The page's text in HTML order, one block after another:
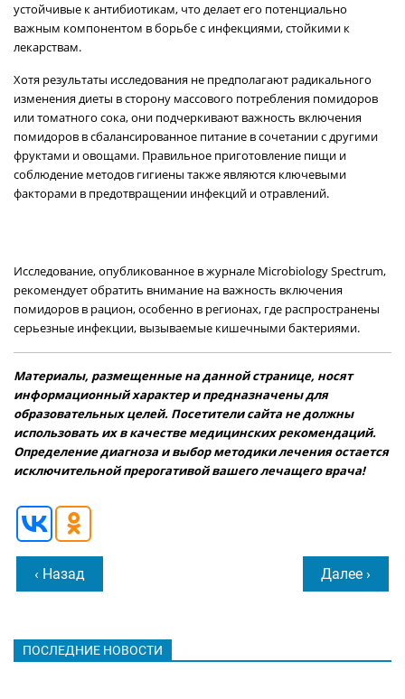
устойчивые к антибиотикам, что делает его потенциально
важным компонентом в борьбе с инфекциями, стойкими к
лекарствам.
Хотя результаты исследования не предполагают радикального
изменения диеты в сторону массового потребления помидоров
или томатного сока, они подчеркивают важность включения
помидоров в сбалансированное питание в сочетании с другими
фруктами и овощами. Правильное приготовление пищи и
соблюдение методов гигиены также являются ключевыми
факторами в предотвращении инфекций и отравлений.
Исследование, опубликованное в журнале Microbiology Spectrum,
рекомендует обратить внимание на важность включения
помидоров в рацион, особенно в регионах, где распространены
серьезные инфекции, вызываемые кишечными бактериями.
Материалы, размещенные на данной странице, носят
информационный характер и предназначены для
образовательных целей. Посетители сайта не должны
использовать их в качестве медицинских рекомендаций.
Определение диагноза и выбор методики лечения остается
исключительной прерогативой вашего лечащего врача!
‹ Назад Далее ›
ПОСЛЕДНИЕ НОВОСТИ